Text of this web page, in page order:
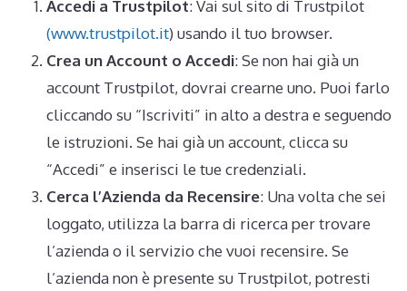
Accedi a Trustpilot: Vai sul sito di Trustpilot
(www.trustpilot.it) usando il tuo browser.
Crea un Account o Accedi: Se non hai già un
account Trustpilot, dovrai crearne uno. Puoi farlo
cliccando su “Iscriviti” in alto a destra e seguendo
le istruzioni. Se hai già un account, clicca su
“Accedi” e inserisci le tue credenziali.
Cerca l’Azienda da Recensire: Una volta che sei
loggato, utilizza la barra di ricerca per trovare
l’azienda o il servizio che vuoi recensire. Se
l’azienda non è presente su Trustpilot, potresti